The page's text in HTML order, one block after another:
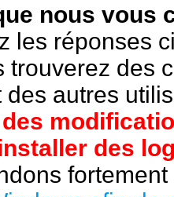
nous vous
les réponses
trouverez des
des autres
des